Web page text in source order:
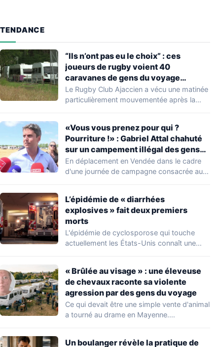
TENDANCE
“Ils n’ont pas eu le choix” : ces
joueurs de rugby voient 40
caravanes de gens du voyage
s’installer dans leur stade, ils les
délogent en moins d’1 heure
Le Rugby Club Ajaccien a vécu une matinée
particulièrement mouvementée après la
«Vous vous prenez pour qui ?
Pourriture !» : Gabriel Attal chahuté
sur un campement illégal des gens
du voyage
En déplacement en Vendée dans le cadre
d'une journée de campagne consacrée aux
L’épidémie de « diarrhées
explosives » fait deux premiers
morts
L'épidémie de cyclosporose qui touche
actuellement les États-Unis connaît une
« Brûlée au visage » : une éleveuse
de chevaux raconte sa violente
agression par des gens du voyage
Ce qui devait être une simple vente d'animal
a tourné au drame en Mayenne.…
Un boulanger révèle la pratique de